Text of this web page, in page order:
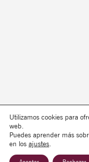
Utilizamos cookies para
web.
Puedes aprender más
en los ajustes